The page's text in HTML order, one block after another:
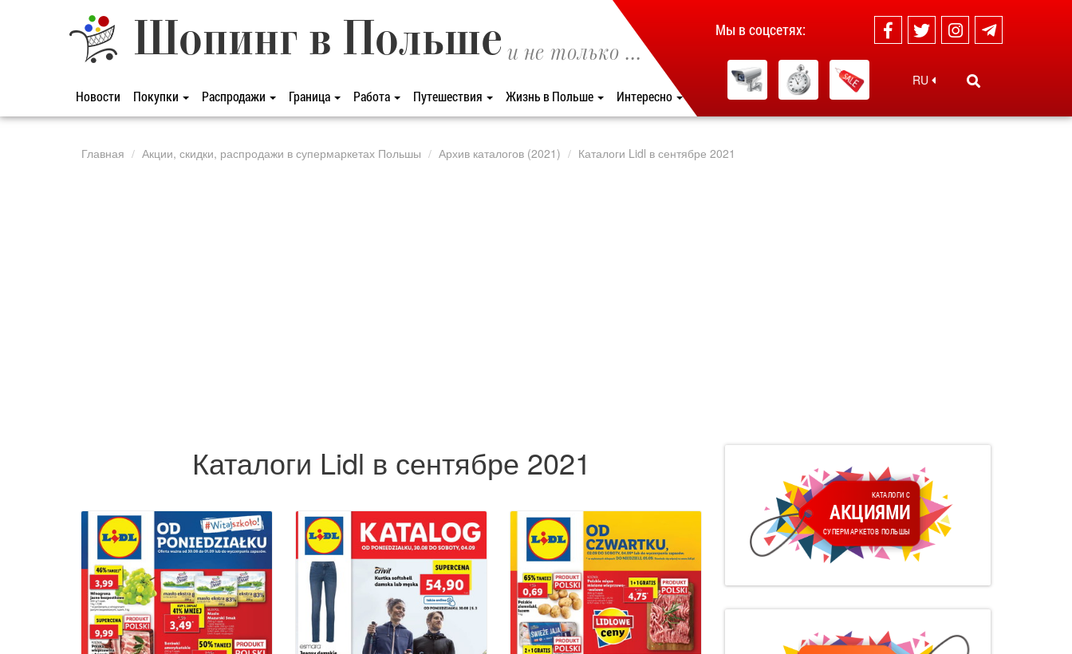
Шопинг в Польше и не только ...
Новости Покупки Распродажи Граница Работа Путешествия Жизнь в Польше Интересно
Мы в соцсетях:
RU
Главная Акции, скидки, распродажи в супермаркетах Польшы Архив каталогов (2021) Каталоги Lidl в сентябре 2021
Каталоги Lidl в сентябре 2021
КАТАЛОГИ С
АКЦИЯМИ
СУПЕРМАРКЕТОВ ПОЛЬШЫ